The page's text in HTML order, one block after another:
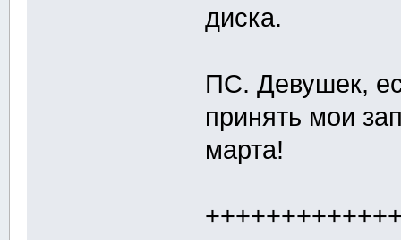
диска.
ПС. Девушек,
принять мои
марта!